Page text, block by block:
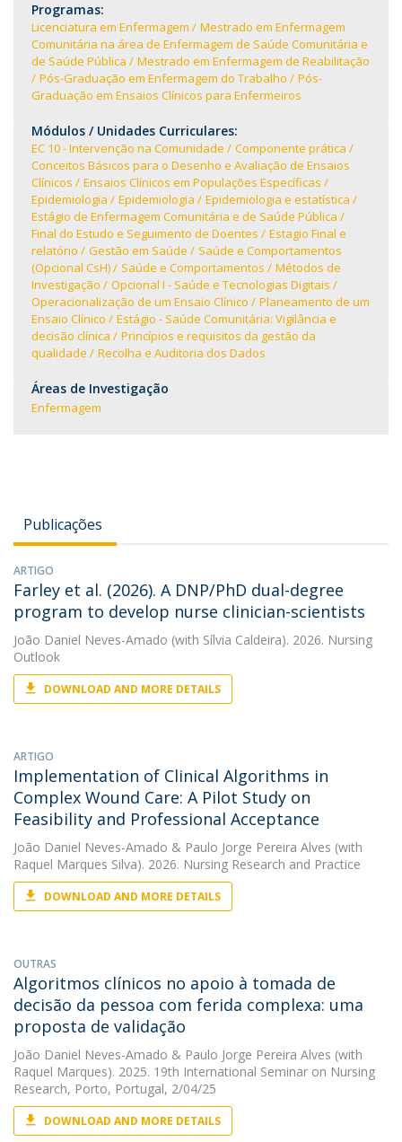
Programas:
Licenciatura em Enfermagem
Mestrado em Enfermagem
Comunitária na área de Enfermagem de Saúde Comunitária e
de Saúde Pública
Mestrado em Enfermagem de Reabilitação
Pós-Graduação em Enfermagem do Trabalho
Pós-
Graduação em Ensaios Clínicos para Enfermeiros
Módulos / Unidades Curriculares:
EC 10 - Intervenção na Comunidade
Componente prática
Conceitos Básicos para o Desenho e Avaliação de Ensaios
Clínicos
Ensaios Clínicos em Populações Específicas
Epidemiologia
Epidemiologia
Epidemiologia e estatística
Estágio de Enfermagem Comunitária e de Saúde Pública
Final do Estudo e Seguimento de Doentes
Estagio Final e
relatório
Gestão em Saúde
Saúde e Comportamentos
(Opcional CsH)
Saúde e Comportamentos
Métodos de
Investigação
Opcional I - Saúde e Tecnologias Digitais
Operacionalização de um Ensaio Clínico
Planeamento de um
Ensaio Clínico
Estágio - Saúde Comunitária: Vigilância e
decisão clínica
Princípios e requisitos da gestão da
qualidade
Recolha e Auditoria dos Dados
Áreas de Investigação
Enfermagem
Publicações
ARTIGO
Farley et al. (2026). A DNP/PhD dual-degree
program to develop nurse clinician-scientists
João Daniel Neves-Amado (with Sílvia Caldeira). 2026. Nursing
Outlook
DOWNLOAD AND MORE DETAILS
ARTIGO
Implementation of Clinical Algorithms in
Complex Wound Care: A Pilot Study on
Feasibility and Professional Acceptance
João Daniel Neves-Amado & Paulo Jorge Pereira Alves (with
Raquel Marques Silva). 2026. Nursing Research and Practice
DOWNLOAD AND MORE DETAILS
OUTRAS
Algoritmos clínicos no apoio à tomada de
decisão da pessoa com ferida complexa: uma
proposta de validação
João Daniel Neves-Amado & Paulo Jorge Pereira Alves (with
Raquel Marques). 2025. 19th International Seminar on Nursing
Research, Porto, Portugal, 2/04/25
DOWNLOAD AND MORE DETAILS